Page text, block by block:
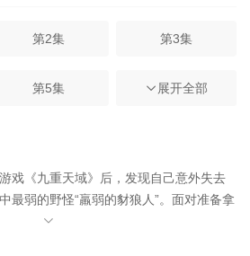
第2集 第3集
第5集 第6集
第11集 第12集
展开全部
戏《九重天域》后，发现自己意外失去
最弱的野怪“羸弱的豺狼人”。面对准备拿
破损的豺狼人棒槌，从一级豺狼人开始